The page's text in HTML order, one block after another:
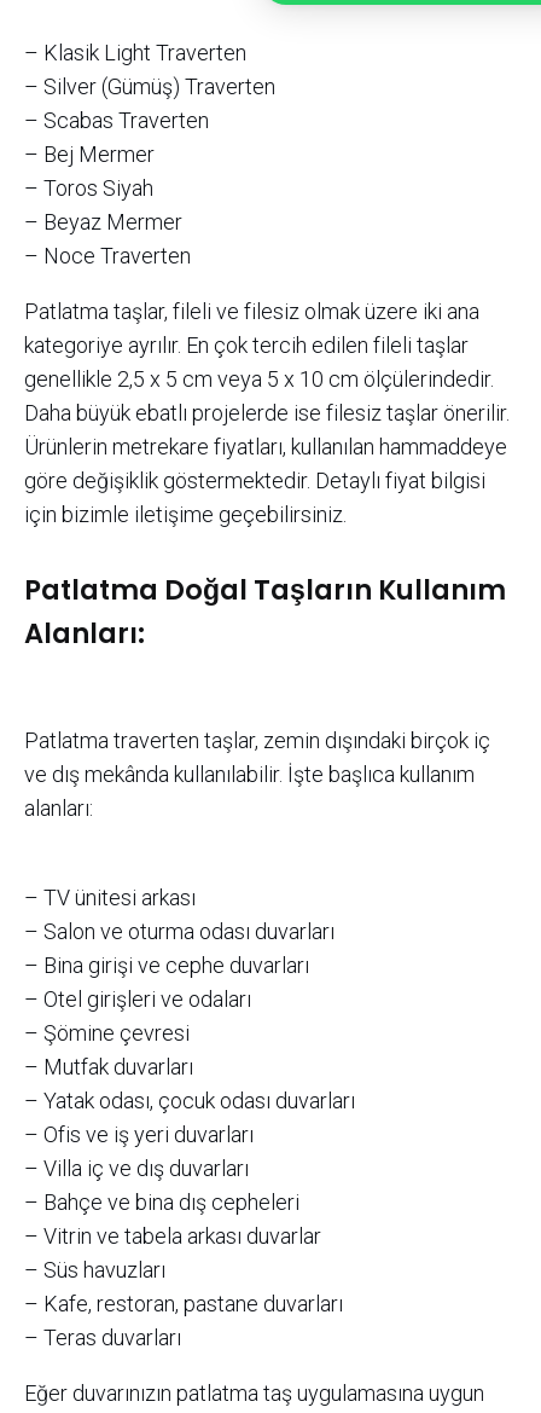
– Klasik Light Traverten
– Silver (Gümüş) Traverten
– Scabas Traverten
– Bej Mermer
– Toros Siyah
– Beyaz Mermer
– Noce Traverten
Patlatma taşlar, fileli ve filesiz olmak üzere iki ana
kategoriye ayrılır. En çok tercih edilen fileli taşlar
genellikle 2,5 x 5 cm veya 5 x 10 cm ölçülerindedir.
Daha büyük ebatlı projelerde ise filesiz taşlar önerilir.
Ürünlerin metrekare fiyatları, kullanılan hammaddeye
göre değişiklik göstermektedir. Detaylı fiyat bilgisi
için bizimle iletişime geçebilirsiniz.
Patlatma Doğal Taşların Kullanım
Alanları:
Patlatma traverten taşlar, zemin dışındaki birçok iç
ve dış mekânda kullanılabilir. İşte başlıca kullanım
alanları:
– TV ünitesi arkası
– Salon ve oturma odası duvarları
– Bina girişi ve cephe duvarları
– Otel girişleri ve odaları
– Şömine çevresi
– Mutfak duvarları
– Yatak odası, çocuk odası duvarları
– Ofis ve iş yeri duvarları
– Villa iç ve dış duvarları
– Bahçe ve bina dış cepheleri
– Vitrin ve tabela arkası duvarlar
– Süs havuzları
– Kafe, restoran, pastane duvarları
– Teras duvarları
Eğer duvarınızın patlatma taş uygulamasına uygun